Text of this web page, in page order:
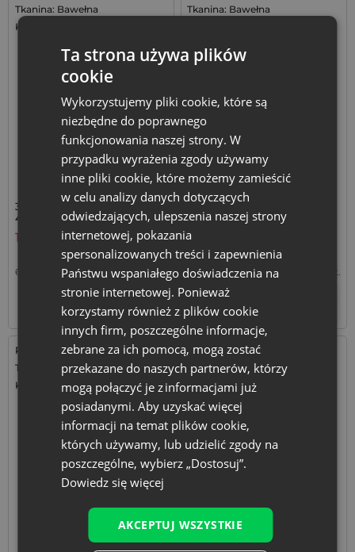
Tkanina: Bawełna
Kolor:
3 szt. Worki z bawełny 30 x
40 cm - czarne
18,79
6,26 zł / szt. 1 op. = 3 szt.
Tkanina: Bawełna
3 szt. Worki z bawełny 30 x
40 cm - turkusowe
18,79
6,26 zł / szt. 1 op. = 3 szt.
Rozmiar: 30x40 cm
Tkanina: Bawełna
Kolor:
Rozmiar: 26x35 cm
Tkanina: Bawełna
Kolor:
Ta strona używa plików
cookie
Wykorzystujemy pliki cookie, które są
niezbędne do poprawnego
funkcjonowania naszej strony. W
przypadku wyrażenia zgody używamy
inne pliki cookie, które możemy zamieścić
w celu analizy danych dotyczących
odwiedzających, ulepszenia naszej strony
internetowej, pokazania
spersonalizowanych treści i zapewnienia
Państwu wspaniałego doświadczenia na
stronie internetowej. Ponieważ
korzystamy również z plików cookie
innych firm, poszczególne informacje,
zebrane za ich pomocą, mogą zostać
przekazane do naszych partnerów, którzy
mogą połączyć je z informacjami już
posiadanymi. Aby uzyskać więcej
informacji na temat plików cookie,
których używamy, lub udzielić zgody na
poszczególne, wybierz „Dostosuj”.
Dowiedz się więcej
AKCEPTUJ WSZYSTKIE